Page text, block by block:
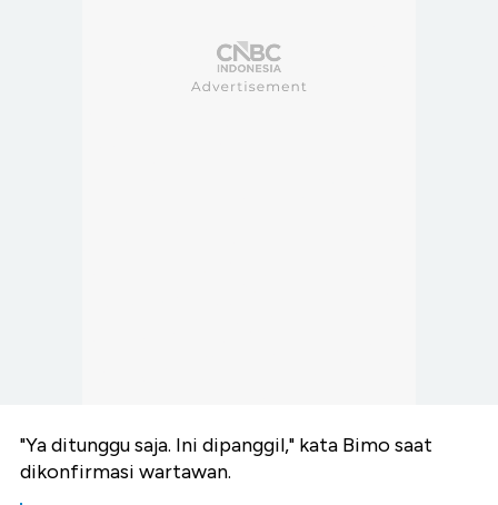
"Ya ditunggu saja. Ini dipanggil," kata Bimo saat
dikonfirmasi wartawan.